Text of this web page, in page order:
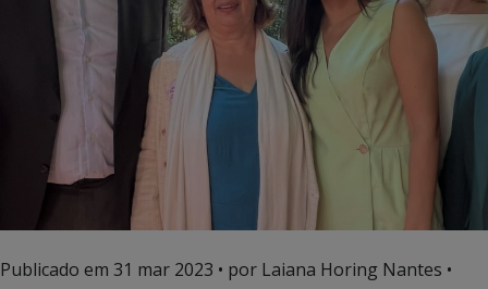
Publicado em 31 mar 2023 • por Laiana Horing Nantes •